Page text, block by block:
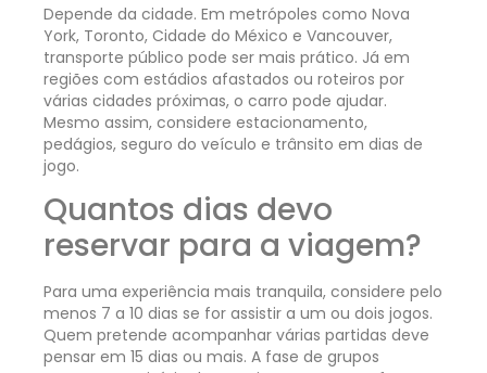
Depende da cidade. Em metrópoles como Nova
York, Toronto, Cidade do México e Vancouver,
transporte público pode ser mais prático. Já em
regiões com estádios afastados ou roteiros por
várias cidades próximas, o carro pode ajudar.
Mesmo assim, considere estacionamento,
pedágios, seguro do veículo e trânsito em dias de
jogo.
Quantos dias devo
reservar para a viagem?
Para uma experiência mais tranquila, considere pelo
menos 7 a 10 dias se for assistir a um ou dois jogos.
Quem pretende acompanhar várias partidas deve
pensar em 15 dias ou mais. A fase de grupos